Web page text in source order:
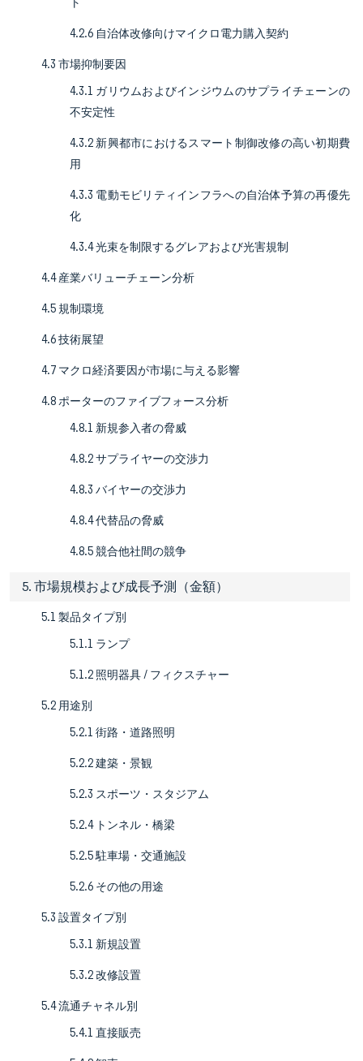
ト
4.2.6 自治体改修向けマイクロ電力購入契約
4.3 市場抑制要因
4.3.1 ガリウムおよびインジウムのサプライチェーンの
不安定性
4.3.2 新興都市におけるスマート制御改修の高い初期費
用
4.3.3 電動モビリティインフラへの自治体予算の再優先
化
4.3.4 光束を制限するグレアおよび光害規制
4.4 産業バリューチェーン分析
4.5 規制環境
4.6 技術展望
4.7 マクロ経済要因が市場に与える影響
4.8 ポーターのファイブフォース分析
4.8.1 新規参入者の脅威
4.8.2 サプライヤーの交渉力
4.8.3 バイヤーの交渉力
4.8.4 代替品の脅威
4.8.5 競合他社間の競争
5. 市場規模および成長予測（金額）
5.1 製品タイプ別
5.1.1 ランプ
5.1.2 照明器具 / フィクスチャー
5.2 用途別
5.2.1 街路・道路照明
5.2.2 建築・景観
5.2.3 スポーツ・スタジアム
5.2.4 トンネル・橋梁
5.2.5 駐車場・交通施設
5.2.6 その他の用途
5.3 設置タイプ別
5.3.1 新規設置
5.3.2 改修設置
5.4 流通チャネル別
5.4.1 直接販売